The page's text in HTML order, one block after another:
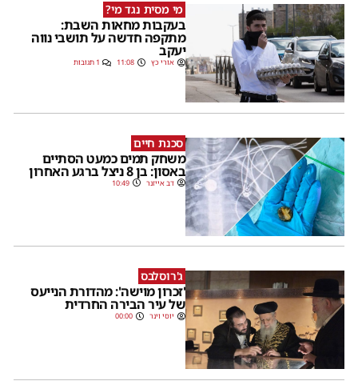
מי מסית נגד מי?
בעקבות מחאות השבת:
מתקפה חדשה על תושבי נווה
יעקב
אורי כץ 11:08 1 תגובות
סכנת חיים
משחק תמים כמעט הסתיים
באסון: בן 8 ניצל ברגע האחרון
דב אייזנר 10:49
ג'רוסלבס
'זכרון מוישה': מהדורת הנייעס
של עיר הבירה החרדית
יוסי וינר 00:00